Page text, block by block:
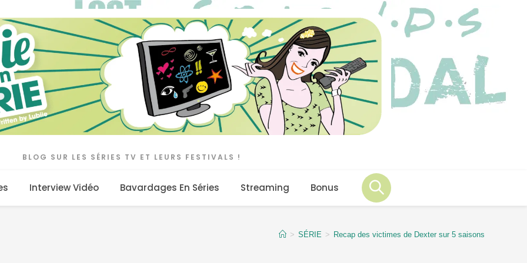
BLOG SUR LES SÉRIES TV ET LEURS FESTIVALS !
Interview Vidéo Bavardages En Séries Streaming Bonus
> SÉRIE > Recap des victimes de Dexter sur 5 saisons